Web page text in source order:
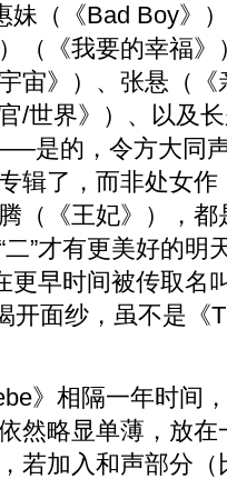
妹（《Bad Boy》
）（《我要的幸福》
宙》）、张悬（
/世界》）、以及
是的，令方大同
辑了，而非处女
（《王妃》），都
”才有更美好的明
更早时间被传取名
开面纱，虽不是《
》相隔一年时间
然略显单薄，放
若加入和声部分